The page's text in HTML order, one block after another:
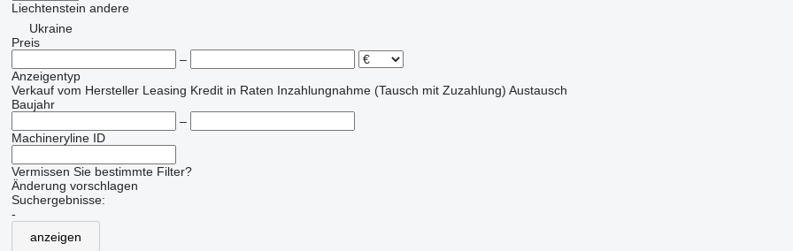
Liechtenstein andere
Ukraine
Preis
–
Anzeigentyp
Verkauf vom Hersteller Leasing Kredit in Raten Inzahlungnahme (Tausch mit Zuzahlung) Austausch
Baujahr
–
Machineryline ID
Vermissen Sie bestimmte Filter?
Änderung vorschlagen
Suchergebnisse:
-
anzeigen